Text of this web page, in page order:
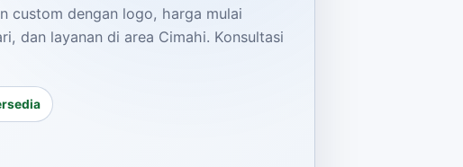
custom dengan logo, harga mulai
dan layanan di area Cimahi. Konsultasi